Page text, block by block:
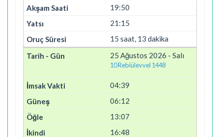
19:50
21:15
15 saat, 13 dakika
25 Ağustos 2026 - Salı
10 Rebiülevvel 1448
04:39
06:12
13:07
16:48